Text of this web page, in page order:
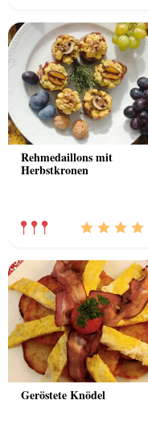
Rehmedaillons mit
Herbstkronen
Geröstete Knödel